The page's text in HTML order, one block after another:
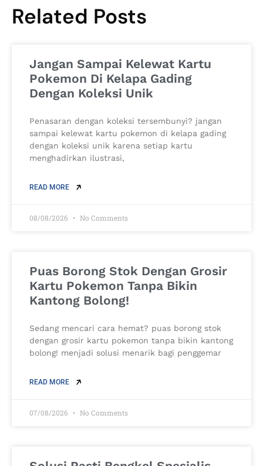
Related Posts
Jangan Sampai Kelewat Kartu
Pokemon Di Kelapa Gading
Dengan Koleksi Unik
Penasaran dengan koleksi tersembunyi? jangan
sampai kelewat kartu pokemon di kelapa gading
dengan koleksi unik karena setiap kartu
menghadirkan ilustrasi,
READ MORE
08/08/2026 No Comments
Puas Borong Stok Dengan Grosir
Kartu Pokemon Tanpa Bikin
Kantong Bolong!
Sedang mencari cara hemat? puas borong stok
dengan grosir kartu pokemon tanpa bikin kantong
bolong! menjadi solusi menarik bagi penggemar
READ MORE
07/08/2026 No Comments